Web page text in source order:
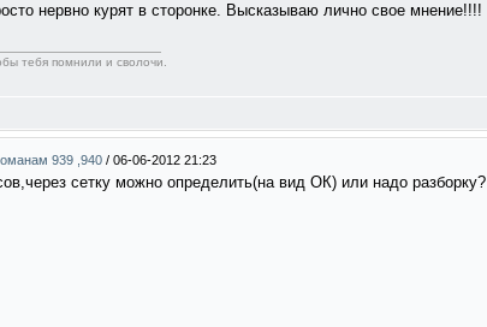
нервно курят в сторонке. Высказываю лично свое мнение!!!!
тебя помнили и сволочи.
939 ,940 / 06-06-2012 21:23
сетку можно определить(на вид ОК) или надо разборку?